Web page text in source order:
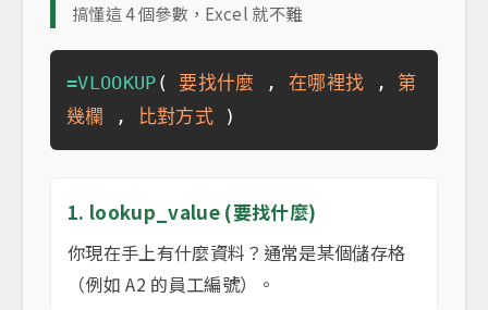
搞懂這 4 個參數，Excel 就不難
=VLOOKUP ( 要找什麼 , 在哪裡找 , 第
幾欄
, 比對方式 )
1. lookup_value (要找什麼)
你現在手上有什麼資料？通常是某個儲存格
（例如 A2 的員工編號）。